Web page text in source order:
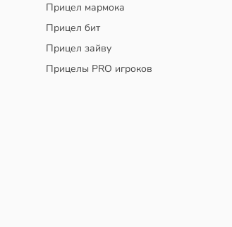
Прицел мармока
Прицел бит
Прицел зайву
Прицелы PRO игроков